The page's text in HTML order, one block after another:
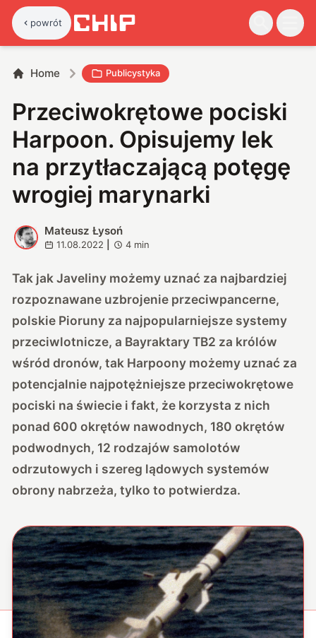
powrót
Home Publicystyka
Przeciwokrętowe pociski
Harpoon. Opisujemy lek
na przytłaczającą potęgę
wrogiej marynarki
M
Mateusz Łysoń
11.08.2022 4 min
Tak jak Javeliny możemy uznać za najbardziej
rozpoznawane uzbrojenie przeciwpancerne,
polskie Pioruny za najpopularniejsze systemy
przeciwlotnicze, a Bayraktary TB2 za królów
wśród dronów, tak Harpoony możemy uznać za
potencjalnie najpotężniejsze przeciwokrętowe
pociski na świecie i fakt, że korzysta z nich
ponad 600 okrętów nawodnych, 180 okrętów
podwodnych, 12 rodzajów samolotów
odrzutowych i szereg lądowych systemów
obrony nabrzeża, tylko to potwierdza.